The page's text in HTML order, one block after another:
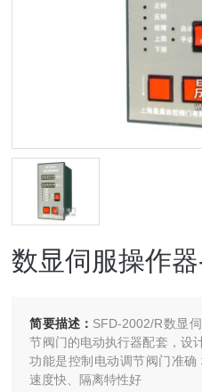
数显伺服操作
简要描述： SFD-2002/R数显
节阀门的电动执行器配套，设
功能是控制电动调节阀门准
速度快、隔离特性好